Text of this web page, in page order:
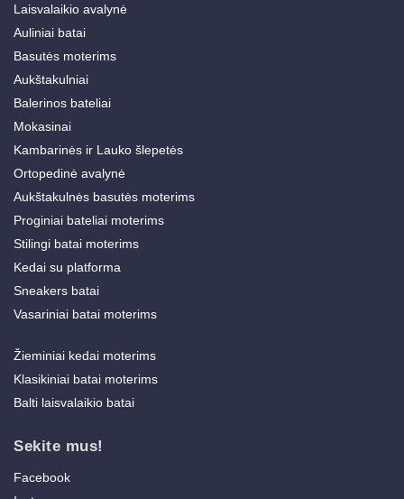
Laisvalaikio avalynė
Auliniai batai
Basutės moterims
Aukštakulniai
Balerinos bateliai
Mokasinai
Kambarinės ir Lauko šlepetės
Ortopedinė avalynė
Aukštakulnės basutės moterims
Proginiai bateliai moterims
Stilingi batai moterims
Kedai su platforma
Sneakers batai
Vasariniai batai moterims
Žieminiai kedai moterims
Klasikiniai batai moterims
Balti laisvalaikio batai
Sekite mus!
Facebook